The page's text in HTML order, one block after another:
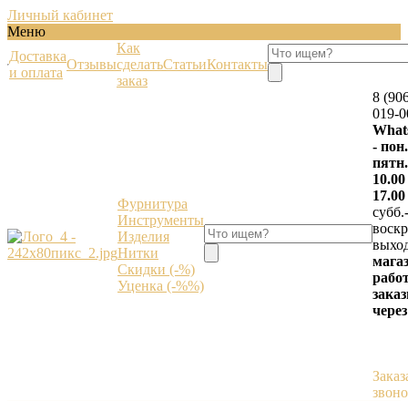
Личный кабинет
Меню
Доставка
и оплата
Отзывы
Как
сделать
заказ
СтатьиКонтакты
Фурнитура
Инструменты
Изделия
Нитки
Скидки (-%)
Уценка (-%%)
8
019-
-
17.00
субб.-